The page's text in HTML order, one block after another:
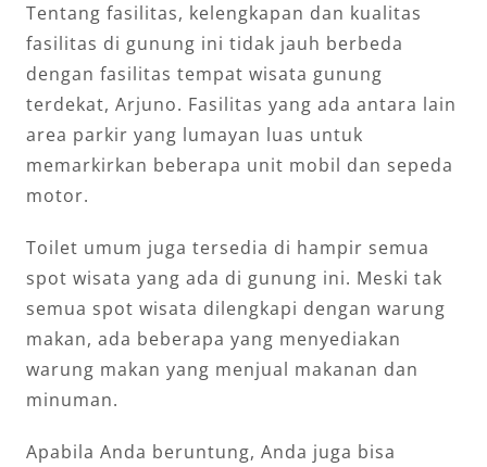
Tentang fasilitas, kelengkapan dan kualitas
fasilitas di gunung ini tidak jauh berbeda
dengan fasilitas tempat wisata gunung
terdekat, Arjuno. Fasilitas yang ada antara lain
area parkir yang lumayan luas untuk
memarkirkan beberapa unit mobil dan sepeda
motor.
Toilet umum juga tersedia di hampir semua
spot wisata yang ada di gunung ini. Meski tak
semua spot wisata dilengkapi dengan warung
makan, ada beberapa yang menyediakan
warung makan yang menjual makanan dan
minuman.
Apabila Anda beruntung, Anda juga bisa